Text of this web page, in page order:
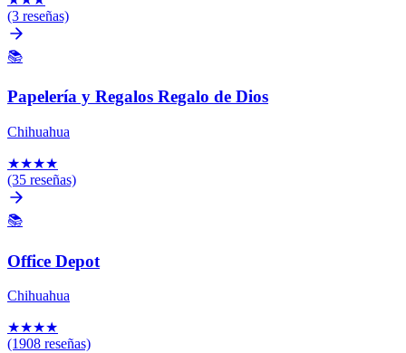
(3 reseñas)
📚
Papelería y Regalos Regalo de Dios
Chihuahua
★★★★
(35 reseñas)
📚
Office Depot
Chihuahua
★★★★
(1908 reseñas)